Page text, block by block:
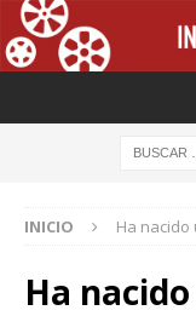
INICIO Ha
Ha